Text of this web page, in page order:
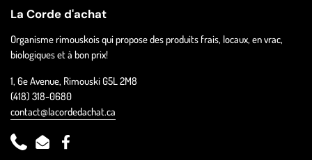
La Corde d'achat
Organisme rimouskois qui propose des produits frais, locaux, en vrac,
biologiques et à bon prix!
1, 6e Avenue, Rimouski G5L 2M8
(418) 318-0680
contact@lacordedachat.ca
PhoneEmailFacebook